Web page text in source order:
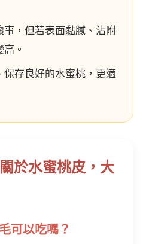
事，但若表面黏膩、沾附
。
保存良好的水蜜桃，更適
於水蜜桃皮，大
可以吃嗎？